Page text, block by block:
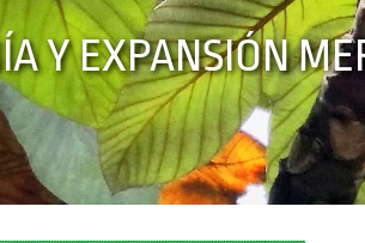
Y EXPANSIÓN